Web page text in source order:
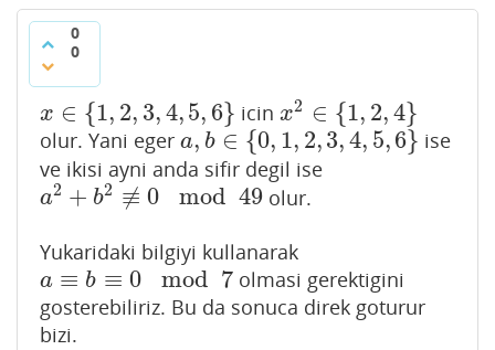
0
0
x ∈ {1, 2, 3,4,5, 6}
x∈{ 1,2,3 ,4, 5,6 } icinx2 ∈ {1, 2,4}
x2∈{ 1,2,4 }
olur. Yani eger a, b ∈ {0, 1, 2,3,4, 5,6}
a,b∈{0 ,1,2 3,4,5 6}
ise
ve ikisi ayni anda sifir degil ise
a2 + b2 ≢ 0 mod 49
a2 +b2≢ 0mod 49 olur.
Yukaridaki bilgiyi kullanarak
a ≡ b ≡ 0 mod 7
a≡b≡0 mod
olmasi gerektigini
gosterebiliriz. Bu da sonuca direk goturur
bizi.